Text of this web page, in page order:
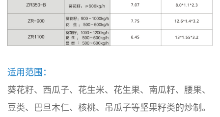
适用范围：
葵花籽、西瓜子、花生米、花生果、南瓜籽、腰果、
豆类、巴旦木仁、核桃、吊瓜子等坚果籽类的炒制。